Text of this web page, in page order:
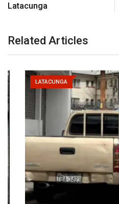
Latacunga
Related Articles
LATACUNGA